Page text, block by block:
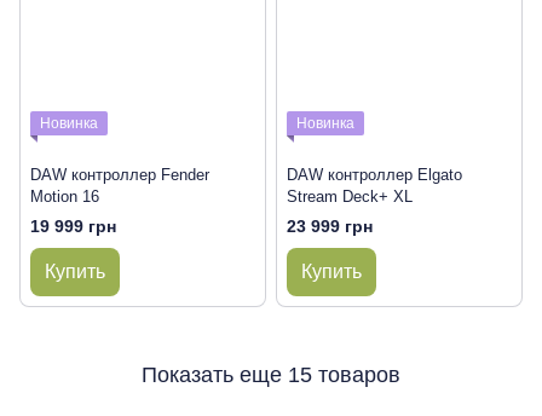
Новинка
DAW контроллер Fender
Motion 16
19 999 грн
Купить
Новинка
DAW контроллер Elgato
Stream Deck+ XL
23 999 грн
Купить
Показать еще 15 товаров